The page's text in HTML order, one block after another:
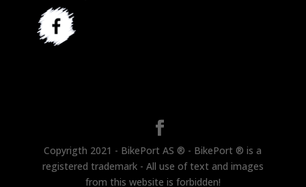
Copyrigth 2021 - BikePort AS ® - BikePort ® is a
registered trademark - All use of text and images
from this website is forbidden!